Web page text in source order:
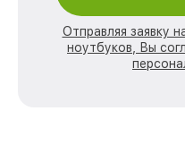
Отправляя заявку
ноутбуков, Вы